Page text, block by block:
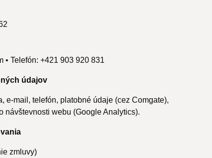
• Telefón: +421 903 920 831
údajov
e‑mail, telefón, platobné údaje (cez Comgate),
návštevnosti webu (Google Analytics).
zmluvy)